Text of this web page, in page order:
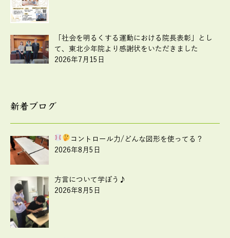
「社会を明るくする運動における院長表彰」とし
て、東北少年院より感謝状をいただきました
2026年7月15日
新着ブログ
コントロール力 /どんな図形を使ってる？
2026年8月5日
方言について学ぼう♪
2026年8月5日